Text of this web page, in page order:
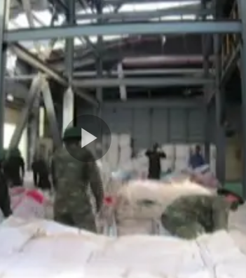
Play
Video